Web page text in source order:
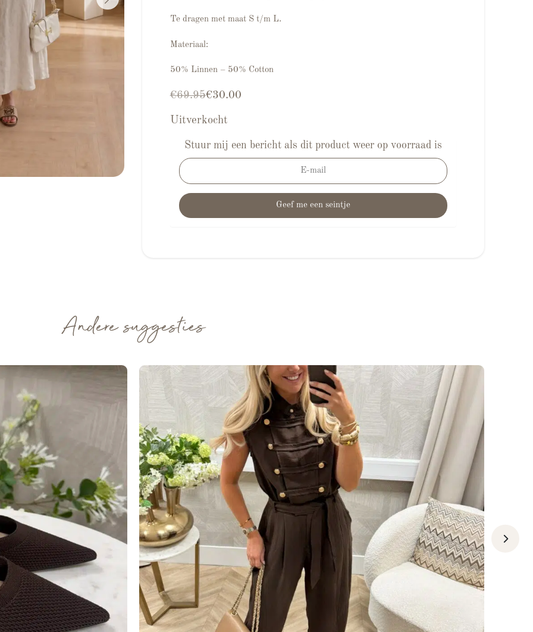
Te dragen met maat S t/m L.
Materiaal:
50% Linnen – 50% Cotton
€69.95
Oorspronkelijke prijs was: €69.95.
€30.00
Huidige prijs is: €30.00.
Uitverkocht
Stuur mij een bericht als dit product weer op voorraad is
Andere suggesties